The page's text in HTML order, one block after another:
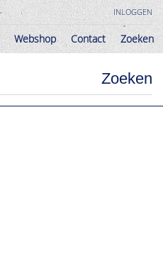
INLOGGEN
Webshop Contact Zoeken